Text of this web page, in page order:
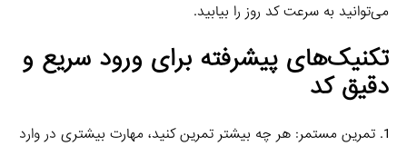
می‌توانید به سرعت کد روز را بیابید.
تکنیک‌های پیشرفته برای ورود سریع و
دقیق کد
1. تمرین مستمر: هر چه بیشتر تمرین کنید، مهارت بیشتری در وارد